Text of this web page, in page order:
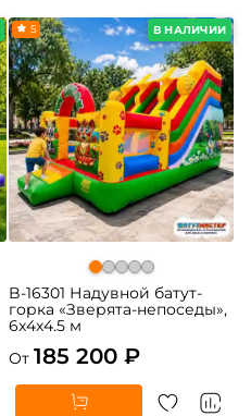
В НАЛИЧИИ
5
B-16301 Надувной батут-
горка «Зверята-непоседы»,
6x4x4.5 м
От 185 200 ₽